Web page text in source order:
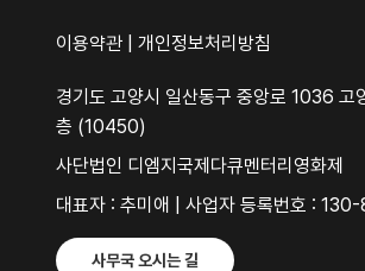
이용약관 개인정보처리방침
경기도 고양시 일산동구 중앙로 1036 고
층 (10450)
사단법인 디엠지국제다큐멘터리영화제
대표자 : 추미애 | 사업자 등록번호 :
사무국 오시는 길